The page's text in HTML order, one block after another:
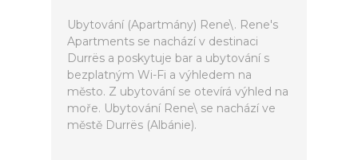
Ubytování (Apartmány) Rene\. Rene's
Apartments se nachází v destinaci
Durrës a poskytuje bar a ubytování s
bezplatným Wi-Fi a výhledem na
město. Z ubytování se otevírá výhled na
moře. Ubytování Rene\ se nachází ve
městě Durrës (Albánie).